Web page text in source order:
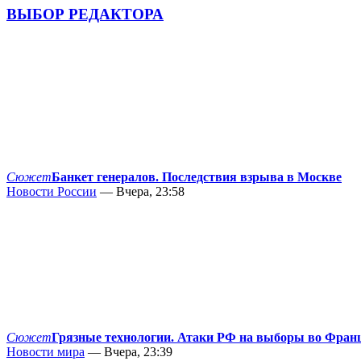
ВЫБОР РЕДАКТОРА
СюжетБанкет генералов. Последствия взрыва в Москве
Новости России — Вчера, 23:58
СюжетГрязные технологии. Атаки РФ на выборы во
Новости мира — Вчера, 23:39